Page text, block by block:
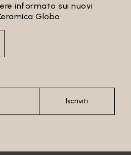
informato sui nuovi
Globo
Iscriviti